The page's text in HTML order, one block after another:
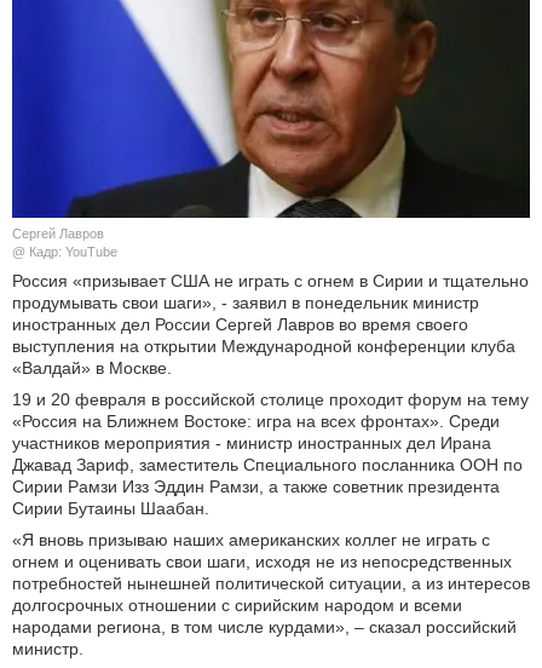
ОБЩЕСТВО
КУЛЬТУРА
НАУКА
СПОРТ
АВТО И МОТО
ЭГОИЗМ
Сергей Лавров
@ Кадр: YouTube
Россия «призывает США не играть с огнем в Сирии и тщательно
продумывать свои шаги», - заявил в понедельник министр
иностранных дел России Сергей Лавров во время своего
выступления на открытии Международной конференции клуба
«Валдай» в Москве.
19 и 20 февраля в российской столице проходит форум на тему
«Россия на Ближнем Востоке: игра на всех фронтах». Среди
участников мероприятия - министр иностранных дел Ирана
Джавад Зариф, заместитель Специального посланника ООН по
Сирии Рамзи Изз Эддин Рамзи, а также советник президента
Сирии Бутаины Шаабан.
«Я вновь призываю наших американских коллег не играть с
огнем и оценивать свои шаги, исходя не из непосредственных
потребностей нынешней политической ситуации, а из интересов
долгосрочных отношении с сирийским народом и всеми
народами региона, в том числе курдами», ‒ сказал российский
министр.